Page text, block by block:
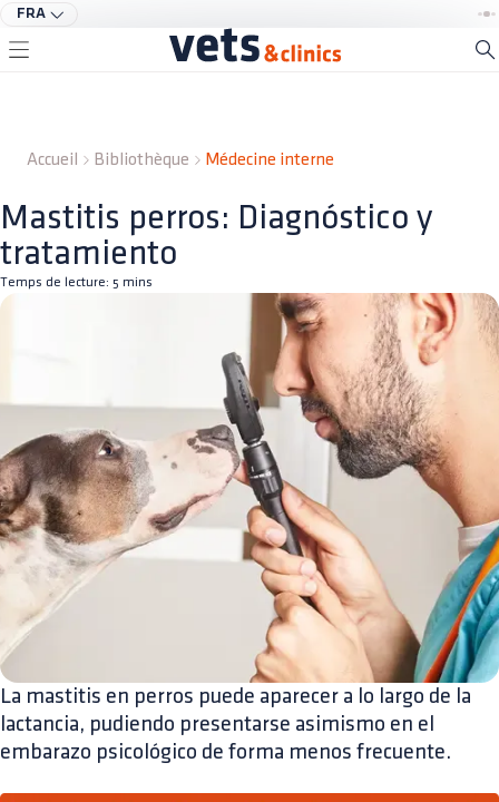
FRA
Accueil Bibliothèque Médecine interne
Mastitis perros: Diagnóstico y
tratamiento
Temps de lecture: 5 mins
La mastitis en perros puede aparecer a lo largo de la
lactancia, pudiendo presentarse asimismo en el
embarazo psicológico de forma menos frecuente.